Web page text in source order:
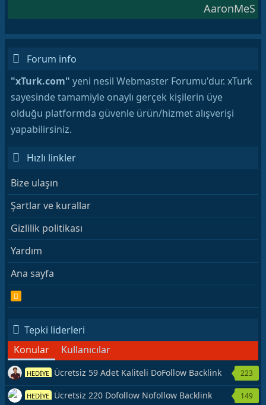
AaronMeS
Forum info
"xTurk.com" yeni nesil Webmaster Forumu'dur. xTurk
sayesinde tamamiyle onaylı gerçek kişilerin üye
olduğu platformda güvenle ürün/hizmet alışverişi
yapabilirsiniz.
Hızlı linkler
Bize ulaşın
Şartlar ve kurallar
Gizlilik politikası
Yardım
Ana sayfa
R
S
Tepki liderleri
Konular
Kullanıcılar
HEDİYE Ücretsiz 59 Adet Kaliteli DoFollow Backlink
Kaynağı Veriyorum.
223
HEDİYE Ücretsiz 220 Dofollow Nofollow Backlink
149